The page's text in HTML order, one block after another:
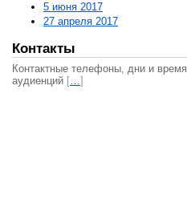
5 июня 2017
27 апреля 2017
Контакты
Контактные телефоны, дни и время
аудиенций […]